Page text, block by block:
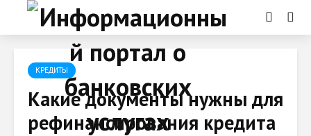
КРЕДИТЫ
Какие документы нужны для
рефинансирования кредита